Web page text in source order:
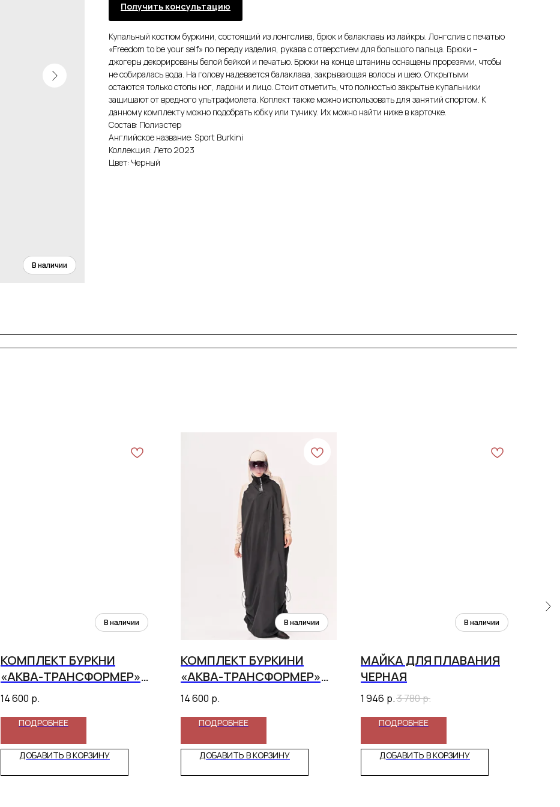
Получить консультацию
Купальный костюм буркини, состоящий из лонгслива, брюк и балаклавы из лайкры. Лонгслив с печатью
«Freedom to be your self» по переду изделия, рукава с отверстием для большого пальца. Брюки –
джогеры декорированы белой бейкой и печатью. Брюки на конце штанины оснащены прорезями, чтобы
не собиралась вода. На голову надевается балаклава, закрывающая волосы и шею. Открытыми
остаются только стопы ног, ладони и лицо. Стоит отметить, что полностью закрытые купальники
защищают от вредного ультрафиолета. Коплект также можно использовать для занятий спортом. К
данному комплекту можно подобрать юбку или тунику. Их можно найти ниже в карточке.
Состав: Полиэстер
Английское название: Sport Burkini
Коллекция: Лето 2023
Цвет: Черный
КОМПЛЕКТ БУРКНИ
«АКВА-ТРАНСФОРМЕР»
ЧЕРНЫЙ
14 600 р.
ПОДРОБНЕЕ
ДОБАВИТЬ В КОРЗИНУ
КОМПЛЕКТ БУРКИНИ
«АКВА-ТРАНСФОРМЕР»
БЕЖЕВЫЙ
14 600 р.
ПОДРОБНЕЕ
ДОБАВИТЬ В КОРЗИНУ
МАЙКА ДЛЯ ПЛАВАНИЯ
ЧЕРНАЯ
1 946 р.3 780р.
ПОДРОБНЕЕ
ДОБАВИТЬ В КОРЗИНУ